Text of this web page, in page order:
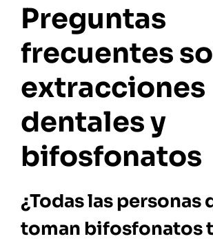
Preguntas
frecuentes
extracciones
dentales y
bifosfonatos
¿Todas las personas
toman bifosfonatos